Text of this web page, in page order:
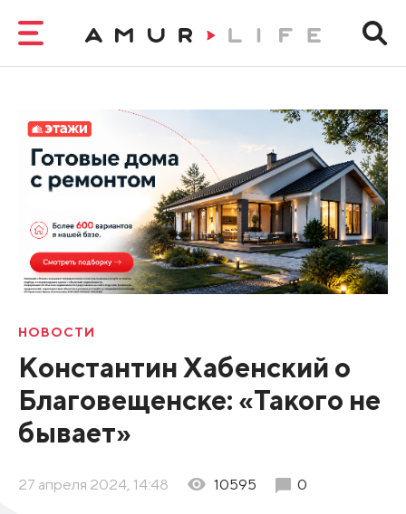
НОВОСТИ
Константин Хабенский о
Благовещенске: «Такого не
бывает»
27 апреля 2024, 14:48 10595 0